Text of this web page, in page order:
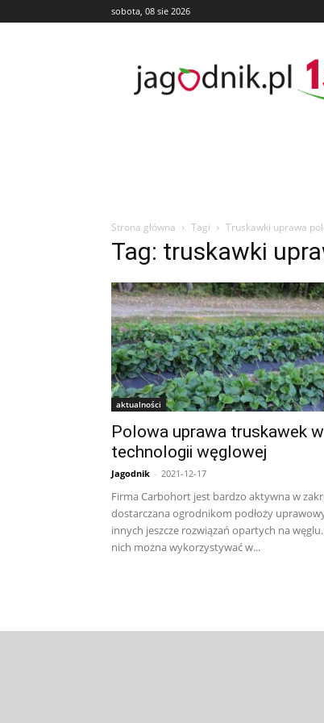
sobota, 08 sie 2026
Strona główna Tagi Truskawki uprawa
Tag: truskawki
aktualności
Polowa uprawa truskawek w
technologii węglowej
Jagodnik - 2021-12-17
Firma Carbohort jest bardzo aktywna w
dostarczana ogrodnikom podłoży
innych jeszcze rozwiązań opartych na węglu.
nich można wykorzystywać w...